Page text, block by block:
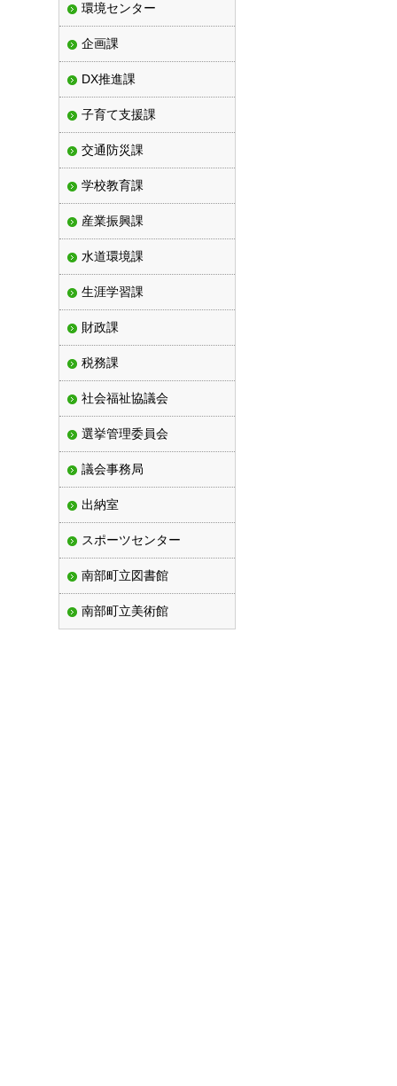
環境センター
企画課
DX推進課
子育て支援課
交通防災課
学校教育課
産業振興課
水道環境課
生涯学習課
財政課
税務課
社会福祉協議会
選挙管理委員会
議会事務局
出納室
スポーツセンター
南部町立図書館
南部町立美術館